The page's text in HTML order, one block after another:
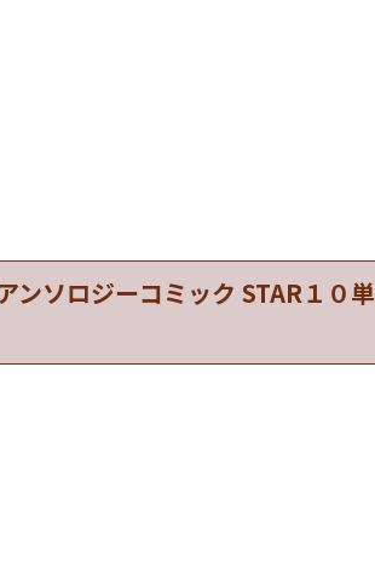
ンソロジーコミック STAR１０